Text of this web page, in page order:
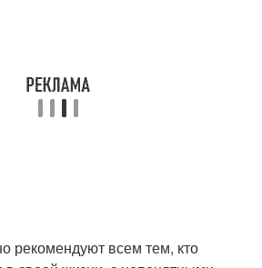
рекомендуют всем тем, кто